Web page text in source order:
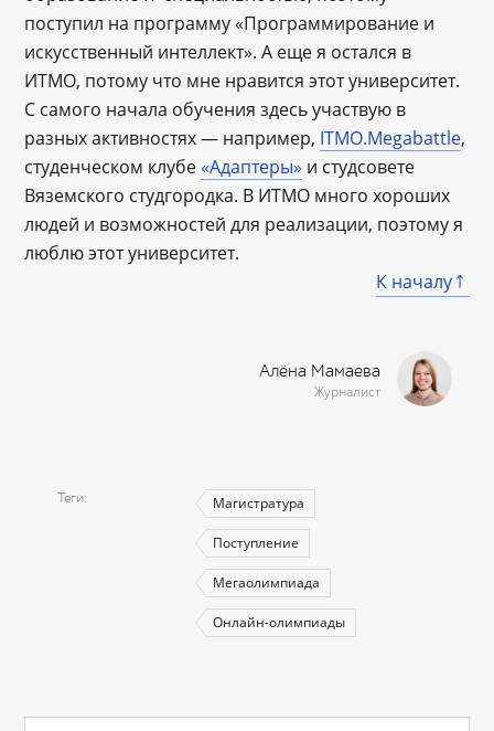
поступил на программу «Программирование и
искусственный интеллект». А еще я остался в
ИТМО, потому что мне нравится этот университет.
С самого начала обучения здесь участвую в
разных активностях — например, ITMO.Megabattle,
студенческом клубе «Адаптеры» и студсовете
Вяземского студгородка. В ИТМО много хороших
людей и возможностей для реализации, поэтому я
люблю этот университет.
К началу
Алёна Мамаева
Журналист
Теги Магистратура
Поступление
Мегаолимпиада
Онлайн-олимпиады